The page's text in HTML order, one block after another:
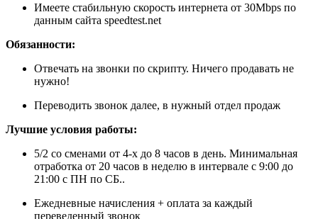
Имеете стабильную скорость интернета от 30Mbps по
данным сайта speedtest.net
Обязанности:
Отвечать на звонки по скрипту. Ничего продавать не
нужно!
Переводить звонок далее, в нужный отдел продаж
Лучшие условия работы:
5/2 со сменами от 4-х до 8 часов в день. Минимальная
отработка от 20 часов в неделю в интервале с 9:00 до
21:00 с ПН по СБ..
Ежедневные начисления + оплата за каждый
переведенный звонок